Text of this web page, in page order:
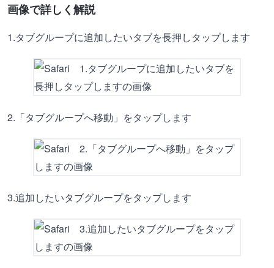
画像で詳しく解説
1.タブグループに追加したいタブを長押しタップします
2.「タブグループへ移動」をタップします
3.追加したいタブグループをタップします